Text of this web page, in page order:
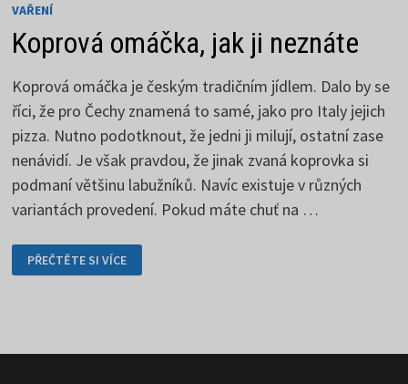
VAŘENÍ
Koprová omáčka, jak ji neznáte
Koprová omáčka je českým tradičním jídlem. Dalo by se
říci, že pro Čechy znamená to samé, jako pro Italy jejich
pizza. Nutno podotknout, že jedni ji milují, ostatní zase
nenávidí. Je však pravdou, že jinak zvaná koprovka si
podmaní většinu labužníků. Navíc existuje v různých
variantách provedení. Pokud máte chuť na …
KOPROVÁ
OMÁČKA,
JAK
PŘEČTĚTE SI VÍCE